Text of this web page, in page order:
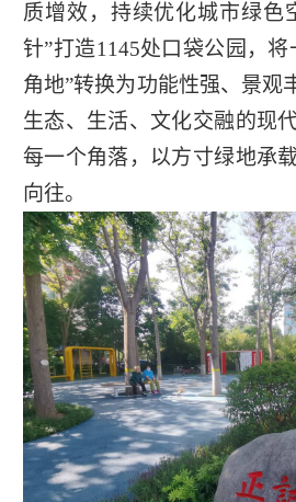
质增效，持续优化城市绿色
针”打造1145处口袋公园，
角地”转换为功能性强、景观
生态、生活、文化交融的现
每一个角落，以方寸绿地承
向往。